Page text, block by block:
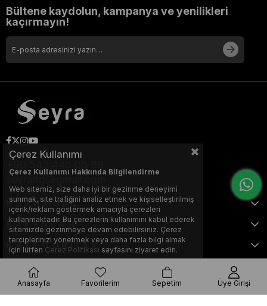
Bültene kaydolun, kampanya ve yenilikleri
kaçırmayın!
seyraltd@gmail.com
KURUMSAL
SAYFALAR
KATEGORİLER
Bu web sitesi, Nihat KILIÇARSLAN tarafından tasarlanmış ve optimize
Çerez Kullanımı
Çerez Kullanımı Hakkında Bilgilendirme
Web sitemiz, size daha iyi bir gezinme deneyimi
sunmak, site trafiğini analiz etmek ve kişiselleştirilmiş
içerik/reklam göstermek amacıyla çerezleri
kullanmaktadır. Bu çerezlerin kullanımını kabul ederek
sitemizde gezinmeye devam edebilirsiniz. Çerez
terciplerinizi yönetmek veya daha fazla bilgi almak
için lütfen Çerez Politikası sayfasını ziyaret edin.
Anasayfa Favorilerim Sepetim Üye Girişi